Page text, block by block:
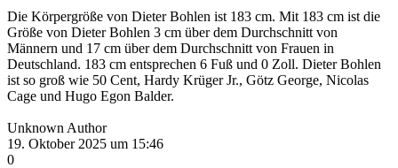
Die Körpergröße von Dieter Bohlen ist 183 cm. Mit 183 cm ist die
Größe von Dieter Bohlen 3 cm über dem Durchschnitt von
Männern und 17 cm über dem Durchschnitt von Frauen in
Deutschland. 183 cm entsprechen 6 Fuß und 0 Zoll. Dieter Bohlen
ist so groß wie 50 Cent, Hardy Krüger Jr., Götz George, Nicolas
Cage und Hugo Egon Balder.
Unknown Author
19. Oktober 2025 um 15:46
0